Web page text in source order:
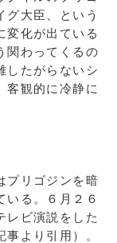
グ大臣、という
変化が出ている
関わってくるの
したがらないシ
客観的に冷静に
プリゴジンを暗
いる。６月２６
レビ演説をした
事より引用）。